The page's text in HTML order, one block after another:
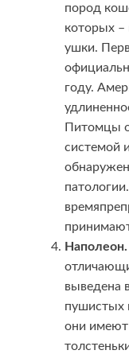
пород
которых –
ушки.
году.
Питомцы
системой
Наполеон.
выведена
пушистых
они имеют